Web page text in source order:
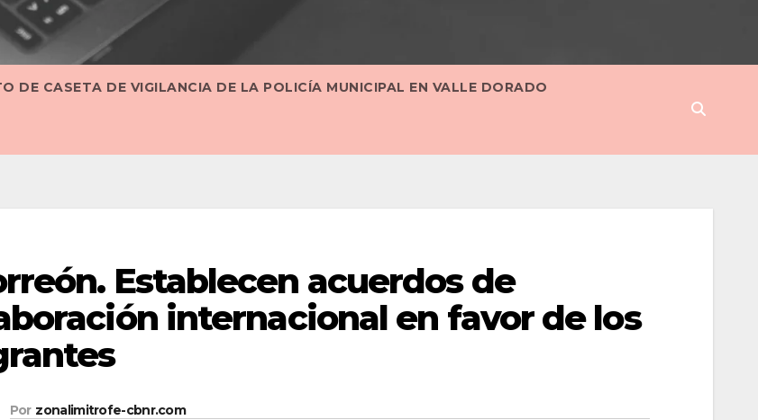
DE CASETA DE VIGILANCIA DE LA POLICÍA MUNICIPAL EN VALLE DORADO
Establecen acuerdos de
internacional en favor de los
Por zonalimitrofe-cbnr.com